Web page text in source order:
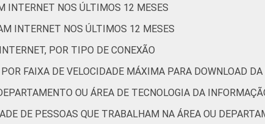
0 1 47 48
0 1 31 62 6 0
INTERNET NOS ÚLTIMOS 12 MESES
INTERNET NOS ÚLTIMOS 12 MESES
POR TIPO DE CONEXÃO
FAIXA DE VELOCIDADE MÁXIMA PARA DOWNLOAD
OU ÁREA DE TECNOLOGIA DA
DE PESSOAS QUE TRABALHAM NA ÁREA OU